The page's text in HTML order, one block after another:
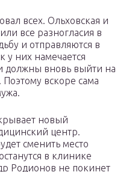
всех. Ольховская и
все разногласия в
и отправляются в
у них намечается
должны вновь выйти на
вскоре сама
новый
центр.
сменить место
в клинике
Родионов не покинет